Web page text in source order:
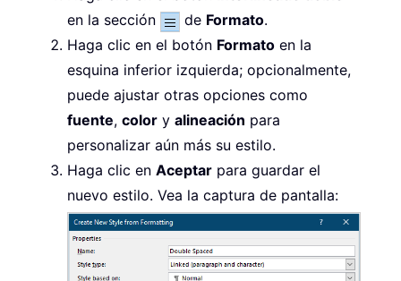
en la sección
de Formato.
Haga clic en el botón Formato en la
esquina inferior izquierda; opcionalmente,
puede ajustar otras opciones como
fuente, color y alineación para
personalizar aún más su estilo.
Haga clic en Aceptar para guardar el
nuevo estilo. Vea la captura de pantalla: